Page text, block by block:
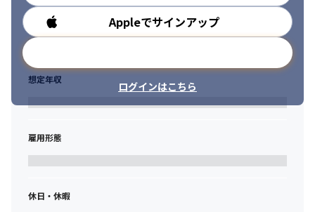
■「テックリード」の定義
弊社で言うテックリードは
「新しい技術領域へのチャレンジを率先してチームに浸透させた
り、技術力向上を啓蒙する人」です。
使用する、あるいは検討している技術やエンジニア手法が、シス
テムやチームに適しているかの意見を持ち、提言する。
使用する、あるいは検討している技術で、チームが未経験、経験
る働きをする。
技術のトレンドを追い、エンジニアとして身につけておくべき技
■技術スタック
Appleでサインアップ
ログインはこちら
勤務時間
想定年収
雇用形態
休日・休暇